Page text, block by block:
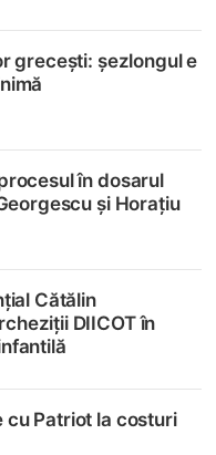
grecești: șezlongul e
în dosarul
și Horațiu
Cătălin
DIICOT în
cu Patriot la costuri